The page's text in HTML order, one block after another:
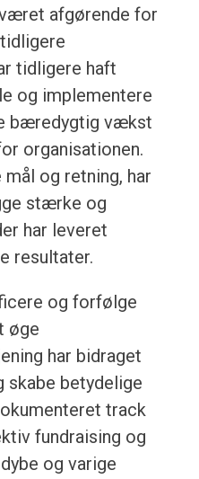
afgørende for
tidligere haft
og implementere
bæredygtig vækst
organisationen.
og retning, har
stærke og
har leveret
resultater.
og forfølge
øge
har bidraget
betydelige
track
fundraising og
og varige